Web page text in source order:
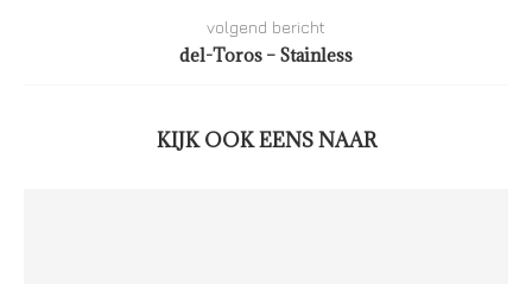
volgend bericht
del-Toros – Stainless
KIJK OOK EENS NAAR